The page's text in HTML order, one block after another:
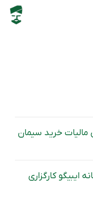
مالیات خرید سیمان
ایبیگو کارگزاری